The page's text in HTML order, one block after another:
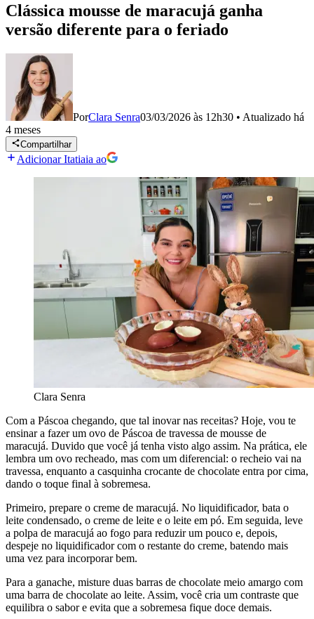
Clássica mousse de maracujá ganha
versão diferente para o feriado
PorClara Senra03/03/2026 às 12h30 • Atualizado há
4 meses
Compartilhar
Adicionar Itatiaia ao
Clara Senra
Com a Páscoa chegando, que tal inovar nas receitas? Hoje, vou te
ensinar a fazer um ovo de Páscoa de travessa de mousse de
maracujá. Duvido que você já tenha visto algo assim. Na prática, ele
lembra um ovo recheado, mas com um diferencial: o recheio vai na
travessa, enquanto a casquinha crocante de chocolate entra por cima,
dando o toque final à sobremesa.
Primeiro, prepare o creme de maracujá. No liquidificador, bata o
leite condensado, o creme de leite e o leite em pó. Em seguida, leve
a polpa de maracujá ao fogo para reduzir um pouco e, depois,
despeje no liquidificador com o restante do creme, batendo mais
uma vez para incorporar bem.
Para a ganache, misture duas barras de chocolate meio amargo com
uma barra de chocolate ao leite. Assim, você cria um contraste que
equilibra o sabor e evita que a sobremesa fique doce demais.